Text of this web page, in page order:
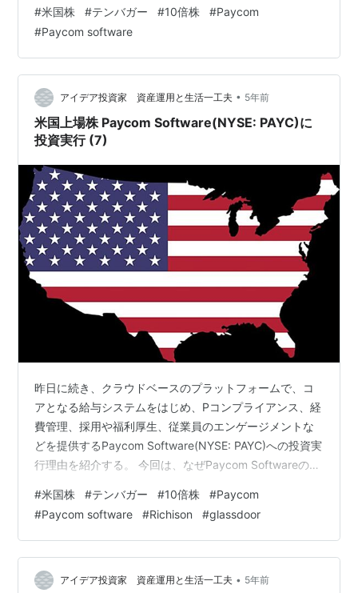
www.investor-2018.com www.investor-2018.com
www.investor-2018.com www.investor-2018.com
www.investor-2018.com www.investor-…
#米国株 #テンバガー #10倍株 #Paycom
#Paycom software
アイデア投資家 資産運用と生活一工夫 • 5年前
米国上場株 Paycom Software(NYSE: PAYC)に
投資実行 (7)
昨日に続き、クラウドベースのプラットフォームで、コ
アとなる給与システムをはじめ、Pコンプライアンス、経
費管理、採用や福利厚生、従業員のエンゲージメントな
どを提供するPaycom Software(NYSE: PAYC)への投資実
行理由を紹介する。 今回は、なぜPaycom Softwareのリ
回までの記事 www.investor-2018.com www.investor-
2018.com www.investor-2018.com www.investor-
2018.com www.investor-2018.com www.invest…
#米国株 #テンバガー #10倍株 #Paycom
#Paycom software #Richison #glassdoor
アイデア投資家 資産運用と生活一工夫 • 5年前